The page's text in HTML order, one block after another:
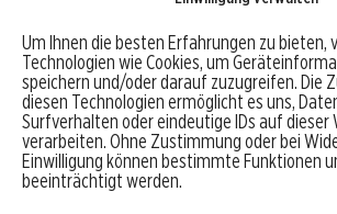
Um Ihnen die besten Erfahrungen zu bieten,
Technologien wie Cookies, um
speichern und/oder darauf zuzugreifen. Die
diesen Technologien ermöglicht es uns,
Surfverhalten oder eindeutige IDs auf dieser
verarbeiten. Ohne Zustimmung oder bei
Einwilligung können bestimmte Funktionen
beeinträchtigt werden.
Robo-Advisor vergleichen
Depotvergleich
Festgeld vergleichen